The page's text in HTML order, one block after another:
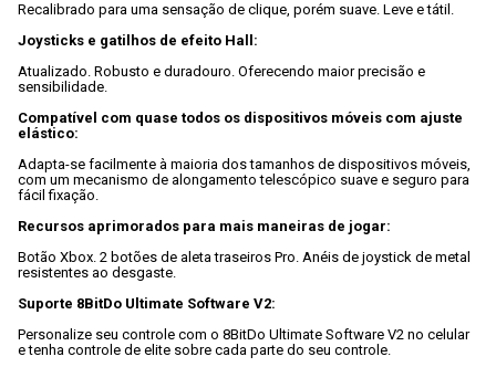
Recalibrado para uma sensação de clique, porém suave. Leve e tátil.
Joysticks e gatilhos de efeito Hall:
Atualizado. Robusto e duradouro. Oferecendo maior precisão e
sensibilidade.
Compatível com quase todos os dispositivos móveis com ajuste
elástico:
Adapta-se facilmente à maioria dos tamanhos de dispositivos móveis,
com um mecanismo de alongamento telescópico suave e seguro para
fácil fixação.
Recursos aprimorados para mais maneiras de jogar:
Botão Xbox. 2 botões de aleta traseiros Pro. Anéis de joystick de metal
resistentes ao desgaste.
Suporte 8BitDo Ultimate Software V2:
Personalize seu controle com o 8BitDo Ultimate Software V2 no celular
e tenha controle de elite sobre cada parte do seu controle.